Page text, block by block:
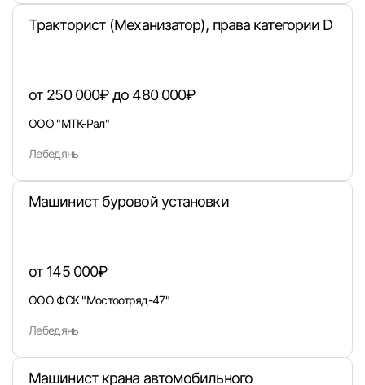
Вход в личный кабинет
Пароль
Тракторист (Механизатор), права категории D
от 250 000₽ до 480 000₽
ООО "МТК-Рал"
Лебедянь
Машинист буровой установки
от 145 000₽
ООО ФСК "Мостоотряд-47"
Лебедянь
Машинист крана автомобильного